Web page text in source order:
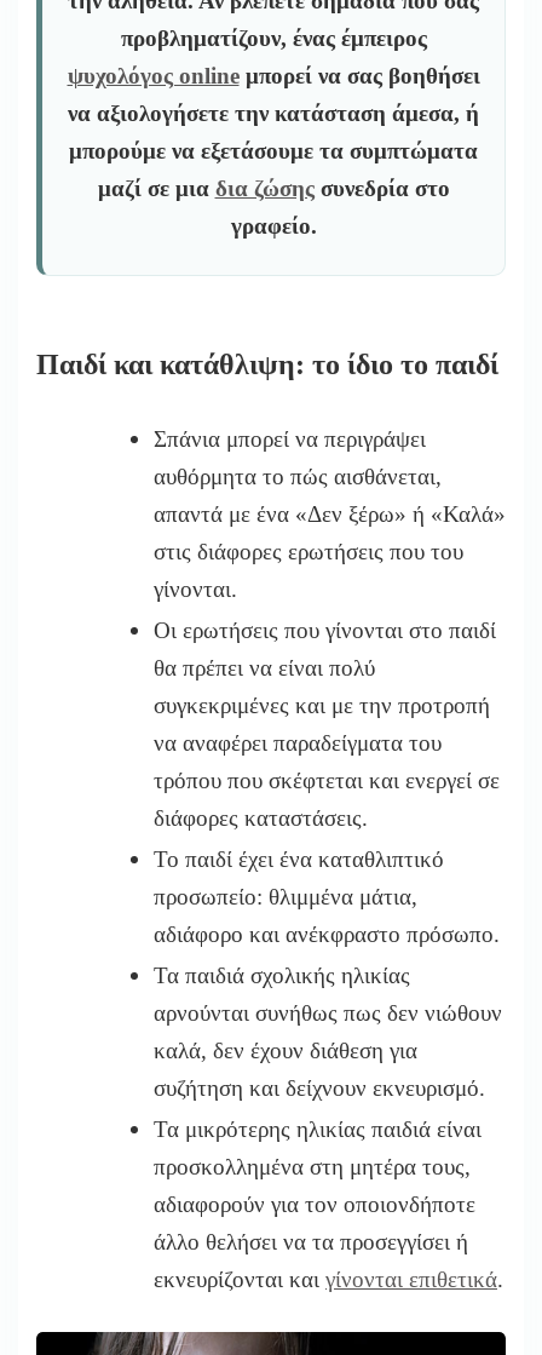
προβληματίζουν, ένας έμπειρος
ψυχολόγος onlineμπορεί να σας βοηθήσει
να αξιολογήσετε την κατάσταση άμεσα, ή
μπορούμε να εξετάσουμε τα συμπτώματα
μαζί σε μια δια ζώσηςσυνεδρία στο
γραφείο.
Παιδί και κατάθλιψη: το ίδιο το παιδί
Σπάνια μπορεί να περιγράψει
αυθόρμητα το πώς αισθάνεται,
απαντά με ένα «Δεν ξέρω» ή «Καλά»
στις διάφορες ερωτήσεις που του
γίνονται.
Οι ερωτήσεις που γίνονται στο παιδί
θα πρέπει να είναι πολύ
συγκεκριμένες και με την προτροπή
να αναφέρει παραδείγματα του
τρόπου που σκέφτεται και ενεργεί σε
διάφορες καταστάσεις.
Το παιδί έχει ένα καταθλιπτικό
προσωπείο: θλιμμένα μάτια,
αδιάφορο και ανέκφραστο πρόσωπο.
Τα παιδιά σχολικής ηλικίας
αρνούνται συνήθως πως δεν νιώθουν
καλά, δεν έχουν διάθεση για
συζήτηση και δείχνουν εκνευρισμό.
Τα μικρότερης ηλικίας παιδιά είναι
προσκολλημένα στη μητέρα τους,
αδιαφορούν για τον οποιονδήποτε
άλλο θελήσει να τα προσεγγίσει ή
εκνευρίζονται και γίνονται επιθετικά.